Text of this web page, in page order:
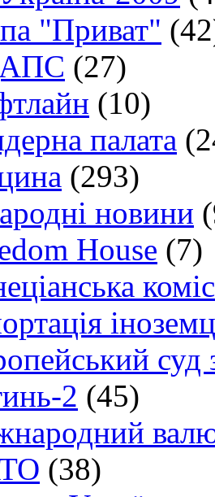
"Приват"
(27)
(10)
палата
(293)
новини
House (7)
2 (45)
(38)